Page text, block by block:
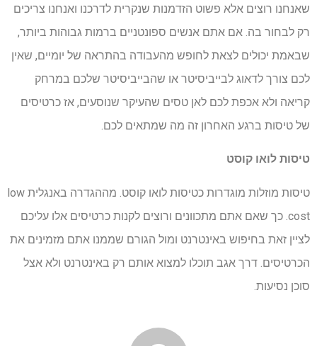
שאנחנו רוצים אלא פשוט הזדמנות שנקרית לדרכנו ואנחנו צריכים
רק לבחור בה. אם אתם אנשים ספונטניים ברמות גבוהות ביותר,
שבאמת יכולים לצאת לחופש מהעבודה בהתראה של יומיים, שאין
לכם צורך לדאוג לבייביסיטר או שהבייביסיטר שלכם במרחק
קריאה ולא אכפת לכם לאן טסים שהעיקר שנוסעים, אז כרטיסים
של טיסות ברגע האחרון זה מה שמתאים לכם.
טיסות לואו קוסט
טיסות מוזלות מוגדרות כטיסות לואו קוסט. מההגדרה באנגלית low
cost. כך שאם אתם מתכוונים ורוצים לקנות כרטיסים אלו עליכם
לציין זאת בחיפוש באינטרנט ומול הגורם שממנו אתם מזמינים את
הכרטיסים. דרך אגב תוכלו למצוא אותם רק באינטרנט ולא אצל
סוכן נסיעות.